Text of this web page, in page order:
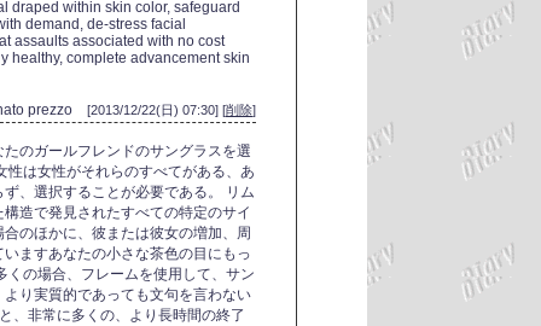
draped within skin color, safeguard
demand, de-stress facial
assaults associated with no cost
healthy, complete advancement skin
prezzo [2013/12/22(日) 07:30] [削除]
のガールフレンドのサングラスを選
は女性がそれらのすべてがある、あ
、選択することが必要である。 リム
造で発見されたすべての特定のサイ
のほかに、彼または彼女の増加、周
ますあなたの小さな茶色の目にもっ
の場合、フレームを使用して、サン
り実質的であっても文句を言わない
、非常に多くの、より長時間の終了